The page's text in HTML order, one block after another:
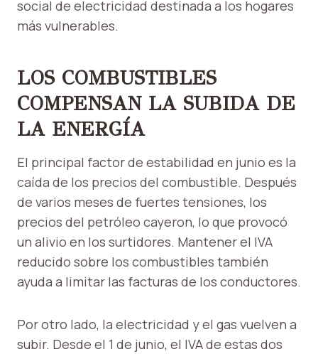
social de electricidad destinada a los hogares
más vulnerables.
LOS COMBUSTIBLES
COMPENSAN LA SUBIDA DE
LA ENERGÍA
El principal factor de estabilidad en junio es la
caída de los precios del combustible. Después
de varios meses de fuertes tensiones, los
precios del petróleo cayeron, lo que provocó
un alivio en los surtidores. Mantener el IVA
reducido sobre los combustibles también
ayuda a limitar las facturas de los conductores.
Por otro lado, la electricidad y el gas vuelven a
subir. Desde el 1 de junio, el IVA de estas dos